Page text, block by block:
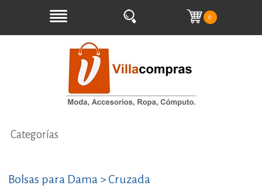
0
Categorías
Bolsas para Dama > Cruzada